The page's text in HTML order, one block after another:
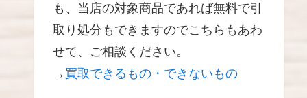
も、当店の対象商品であれば無料で引
取り処分もできますのでこちらもあわ
せて、ご相談ください。
→ 買取できるもの・できないもの